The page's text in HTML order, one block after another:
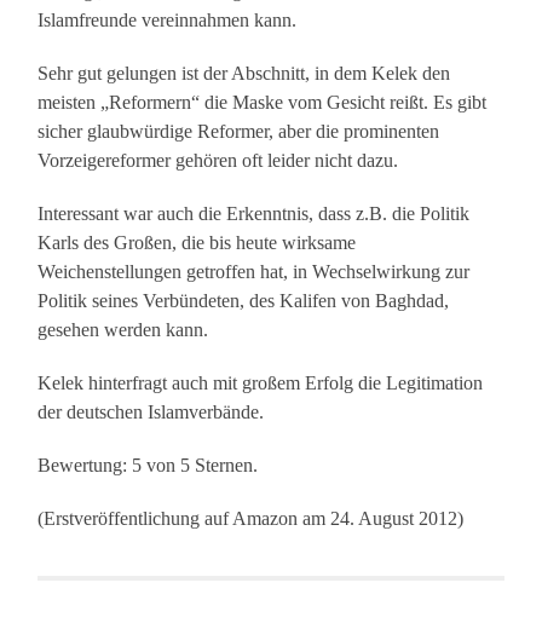
Islamfreunde vereinnahmen kann.
Sehr gut gelungen ist der Abschnitt, in dem Kelek den
meisten „Reformern“ die Maske vom Gesicht reißt. Es gibt
sicher glaubwürdige Reformer, aber die prominenten
Vorzeigereformer gehören oft leider nicht dazu.
Interessant war auch die Erkenntnis, dass z.B. die Politik
Karls des Großen, die bis heute wirksame
Weichenstellungen getroffen hat, in Wechselwirkung zur
Politik seines Verbündeten, des Kalifen von Baghdad,
gesehen werden kann.
Kelek hinterfragt auch mit großem Erfolg die Legitimation
der deutschen Islamverbände.
Bewertung: 5 von 5 Sternen.
(Erstveröffentlichung auf Amazon am 24. August 2012)